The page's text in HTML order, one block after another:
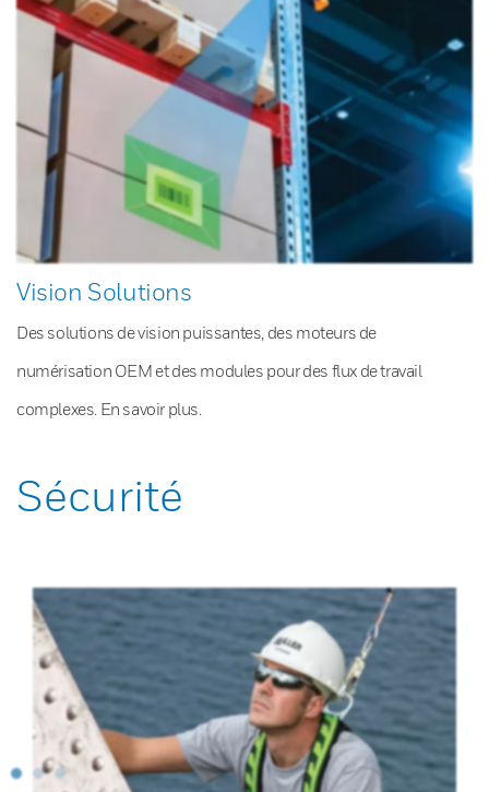
Vision Solutions
Des solutions de vision puissantes, des moteurs de
numérisation OEM et des modules pour des flux de travail
complexes. En savoir plus.
Sécurité